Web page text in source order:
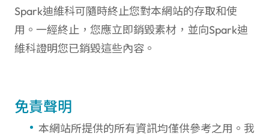
Spark迪維科可隨時終止您對本網站的存取和使
用。一經終止，您應立即銷毀素材，並向Spark迪
維科證明您已銷毀這些內容。
免責聲明
本網站所提供的所有資訊均僅供參考之用。我